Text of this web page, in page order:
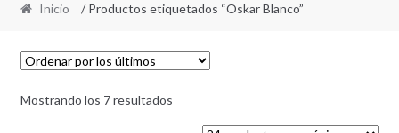
Inicio / Productos etiquetados “Oskar Blanco”
Mostrando los 7 resultadosOrdenado